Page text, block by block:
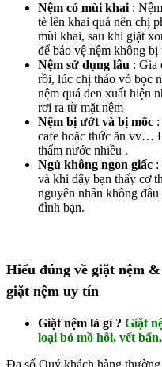
Nệm có mùi khai :
tè lên khai quá nên chị
mùi khai, sau khi giặt
để bảo vệ nệm không bị
Nệm sử dụng lâu : Gia
rồi, lúc chị tháo vỏ bọc
nệm quá đen xuất hiện
rơi ra từ mặt nệm
Nệm bị ướt và bị mốc
cafe hoặc thức ăn vv…
thấm nước nhiều .
Ngủ không ngon giấc :
và khi dậy bạn thấy cơ
nguyên nhân không
đình bạn.
Hiểu đúng về giặt nệm
giặt nệm uy tín
Giặt nệm là gì ? Giặt
loại bỏ mồ hôi, vết
Đa số Quý khách hàng